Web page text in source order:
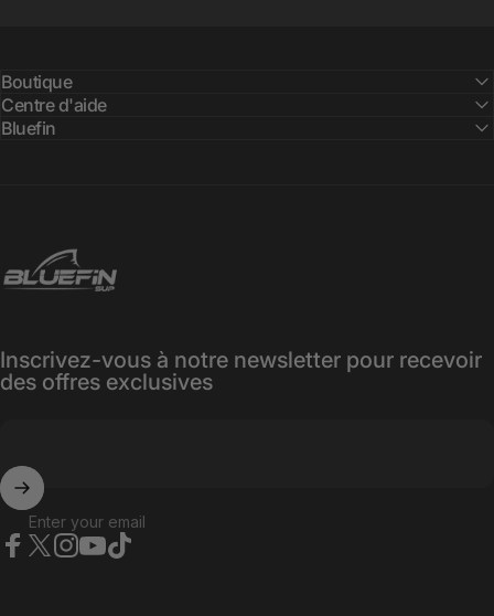
Boutique
Centre d'aide
Bluefin
Bluefin SUP
Inscrivez-vous à notre newsletter pour recevoir
des offres exclusives
Enter your email